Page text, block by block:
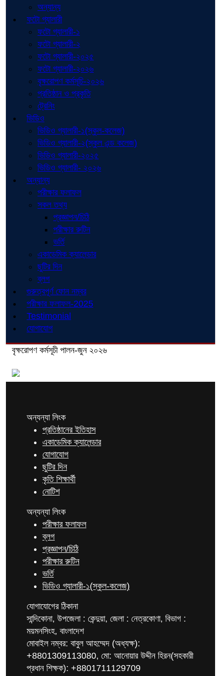
অন্যান্য
ফটো গ্যালারী
ফটো গ্যালারী-১
ফটো গ্যালারী-২
ফটো গ্যালারী-২০২৫
ফটো গ্যালারী-২০২৬
বৃক্ষরোপণ কর্মসূচি-২০২৬
প্রতিষ্ঠান ও প্রকৃতি
ট্রেনিং
ভিডিও
ভিডিও গ্যালারী-১(স্কুল-কলেজ)
ভিডিও গ্যালারী-২(স্কুল এন্ড কলেজ)
ভিডিও গ্যালারী-২০২৫
ভিডিও গ্যালারী- ২০২৬
অন্যান্য
পরীক্ষার ফলাফল
সকল তথ্য
প্রজ্ঞাপন/চিঠি
পরীক্ষার রুটিন
ভর্তি
একাডেমিক ক্যালেন্ডার
ছুটির দিন
ব্লগ
গুরুত্বপূর্ণ ফোন নম্বর
পরীক্ষার ফলাফল-2025
Testimonial
যোগাযোগ
বৃক্ষরোপণ কর্মসূচী পালন-জুন ২০২৬
অন্যন্যা লিংক
প্রতিষ্ঠানের ইতিহাস
একাডেমিক ক্যালেন্ডার
যোগাযোগ
ছুটির দিন
কৃতি শিক্ষার্থী
নোটিশ
অন্যন্যা লিংক
পরীক্ষার ফলাফল
ব্লগ
প্রজ্ঞাপন/চিঠি
পরীক্ষার রুটিন
ভর্তি
ভিডিও গ্যালারী-১(স্কুল-কলেজ)
যোগাযোগের ঠিকানা
সান্দিকোনা, উপজেলা : কেন্দুয়া, জেলা : নেত্রকোণা, বিভাগ :
ময়মনসিংহ, বাংলাদেশ
মোবাইল নম্বর: বাবুল আহম্মেদ (অধ্যক্ষ):
+8801309113080, মো: আনোয়ার উদ্দীন হিরন(সহকারী
প্রধান শিক্ষক): +8801711129709